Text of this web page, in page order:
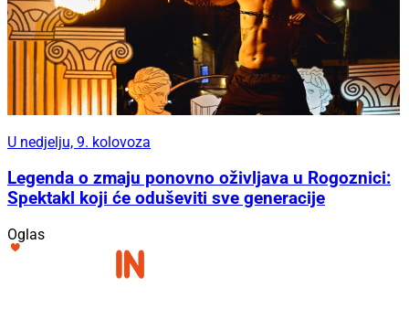
U nedjelju, 9. kolovoza
Legenda o zmaju ponovno oživljava u Rogoznici:
Spektakl koji će oduševiti sve generacije
Oglas